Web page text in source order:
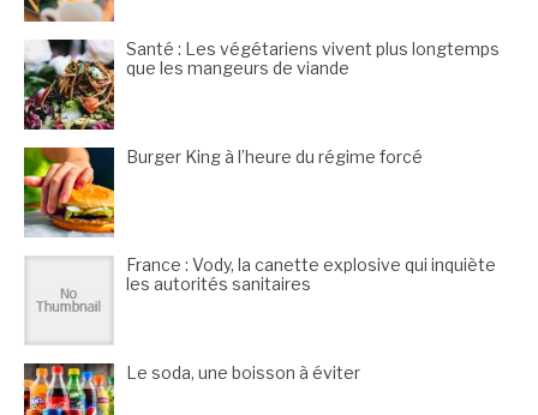
Santé : Les végétariens vivent plus longtemps
que les mangeurs de viande
Burger King à l’heure du régime forcé
France : Vody, la canette explosive qui inquiète
les autorités sanitaires
Le soda, une boisson à éviter